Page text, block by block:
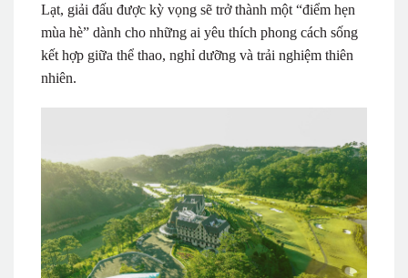
Lạt, giải đấu được kỳ vọng sẽ trở thành một “điểm hẹn
mùa hè” dành cho những ai yêu thích phong cách sống
kết hợp giữa thể thao, nghỉ dưỡng và trải nghiệm thiên
nhiên.